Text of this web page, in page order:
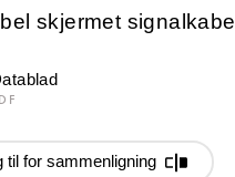
skjermet signalkabel
til for sammenligning